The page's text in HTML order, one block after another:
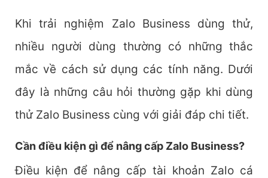
Khi trải nghiệm Zalo Business dùng thử,
nhiều người dùng thường có những thắc
mắc về cách sử dụng các tính năng. Dưới
đây là những câu hỏi thường gặp khi dùng
thử Zalo Business cùng với giải đáp chi tiết.
Cần điều kiện gì để nâng cấp Zalo Business?
Điều kiện để nâng cấp tài khoản Zalo cá